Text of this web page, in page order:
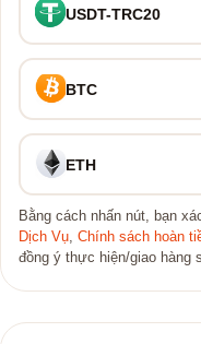
USDT-TRC20
BTC
ETH
Bằng cách nhấn nút, bạn
Dịch Vụ, Chính sách hoàn
đồng ý thực hiện/giao hàng